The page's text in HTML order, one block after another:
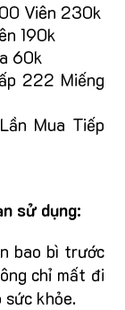
Viên 230k
190k
60k
222 Miếng
Mua Tiếp
sử dụng:
bao bì trước
chỉ mất đi
sức khỏe.